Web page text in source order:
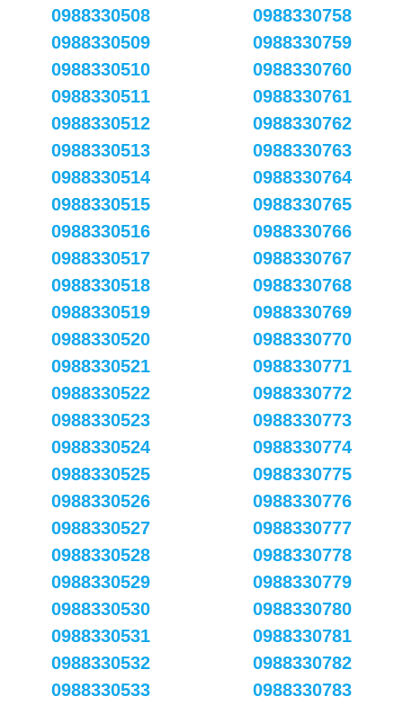
0988330508
0988330509
0988330510
0988330511
0988330512
0988330513
0988330514
0988330515
0988330516
0988330517
0988330518
0988330519
0988330520
0988330521
0988330522
0988330523
0988330524
0988330525
0988330526
0988330527
0988330528
0988330529
0988330530
0988330531
0988330532
0988330533
0988330758
0988330759
0988330760
0988330761
0988330762
0988330763
0988330764
0988330765
0988330766
0988330767
0988330768
0988330769
0988330770
0988330771
0988330772
0988330773
0988330774
0988330775
0988330776
0988330777
0988330778
0988330779
0988330780
0988330781
0988330782
0988330783